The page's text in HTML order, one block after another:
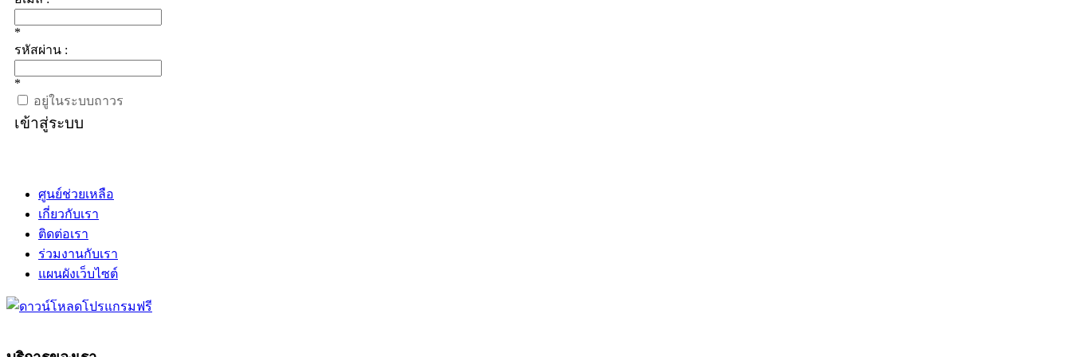
*
รหัสผ่าน :
*
อยู่ในระบบถาวร
เข้าสู่ระบบ
ศูนย์ช่วยเหลือ
เกี่ยวกับเรา
ติดต่อเรา
ร่วมงานกับเรา
แผนผังเว็บไซต์